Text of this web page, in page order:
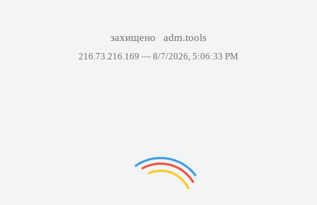
захищено adm.tools
216.73.216.169 — 8/7/2026, 5:06:33 PM